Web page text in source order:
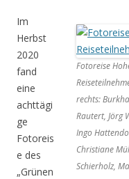
Fotoreise
rechts:
Rautert, Jörg
Ingo
Christiane
Schierholz,
Im
Herbst
2020
fand
eine
achttägi
ge
Fotoreis
e des
„Grünen